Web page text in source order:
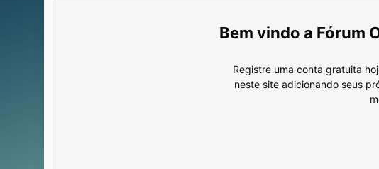
Fórum
Registre uma conta gratuita
neste site adicionando seus